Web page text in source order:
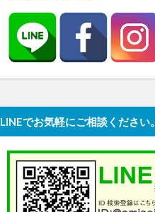
LINEでお気軽にご相談ください。